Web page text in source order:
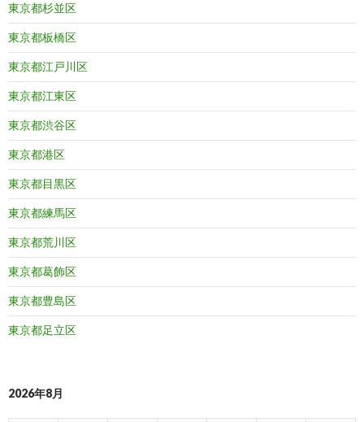
東京都杉並区
東京都板橋区
東京都江戸川区
東京都江東区
東京都渋谷区
東京都港区
東京都目黒区
東京都練馬区
東京都荒川区
東京都葛飾区
東京都豊島区
東京都足立区
2026年8月